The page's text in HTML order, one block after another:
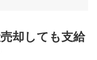
却しても支給